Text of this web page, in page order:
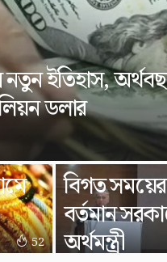
নতুন ইতিহাস,
ডলার
52
বিগত
বর্তমান
অর্থমন্ত্রী